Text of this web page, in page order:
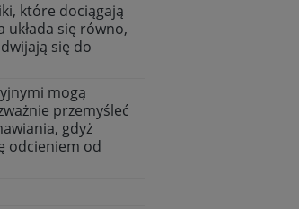
które dociągają
układa się równo,
się do
mogą
przemyśleć
gdyż
odcieniem od